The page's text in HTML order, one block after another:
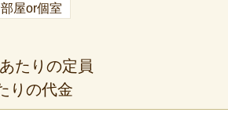
屋or個室
たりの定員
りの代金